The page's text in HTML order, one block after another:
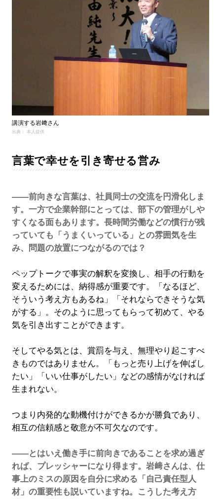
講演する岩﨑さん
出典： 本人提供
言葉で幸せを引き寄せる営み
――前向きな言葉は、社員同士の交流を円滑化しま
す。一方で企業幹部にとっては、部下の管理がしや
すくなる面もあります。長時間労働などの慣行が残
っていても「うまくいっている」との雰囲気を生
み、問題の放置につながるのでは？
ペップトークで事実の解釈を変換し、相手の行動を
変えるためには、納得感が重要です。「なるほど、
そういう考え方もあるね」「それならできそうな気
がする」。そのように思ってもらって初めて、やる
気を引き出すことができます。
そしてやる気とは、賞罰を与え、無理やり起こすべ
きものではありません。「もっと売り上げを伸ばし
たい」「いい仕事がしたい」などの感情がなければ
生まれない。
つまり内発的な動機付けができるかが勝負であり、
相互の信頼感と敬意が不可欠なのです。
――とはいえ働き手に前向きであることを求め過ぎ
れば、プレッシャーになり得ます。岩﨑さんは、仕
事上のミスの原因を自分に求める「自己責任型人
材」の重要性も説いていますね。こうした考え方